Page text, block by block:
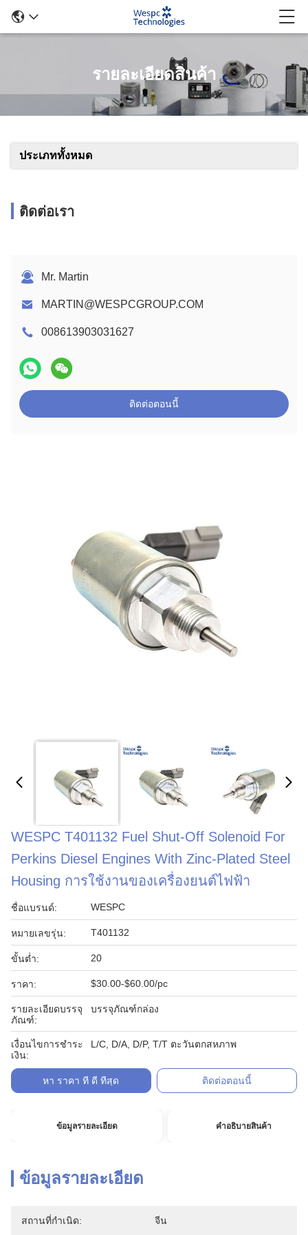
รายละเอียดสินค้า
ประเภททั้งหมด
ติดต่อเรา
Mr. Martin
MARTIN@WESPCGROUP.COM
008613903031627
ติดต่อตอนนี้
WESPC T401132 Fuel Shut-Off Solenoid For
Perkins Diesel Engines With Zinc-Plated Steel
Housing การใช้งานของเครื่องยนต์ไฟฟ้า
ชื่อแบรนด์: WESPC
หมายเลขรุ่น: T401132
ขั้นต่ำ: 20
ราคา: $30.00-$60.00/pc
รายละเอียดบรรจุ
ภัณฑ์:
บรรจุภัณฑ์กล่อง
เงื่อนไขการชำระ
เงิน:
L/C, D/A, D/P, T/T ตะวันตกสหภาพ
หา ราคา ที่ ดี ที่สุด ติดต่อตอนนี้
ข้อมูลรายละเอียด คําอธิบายสินค้า
ข้อมูลรายละเอียด
สถานที่กำเนิด: จีน